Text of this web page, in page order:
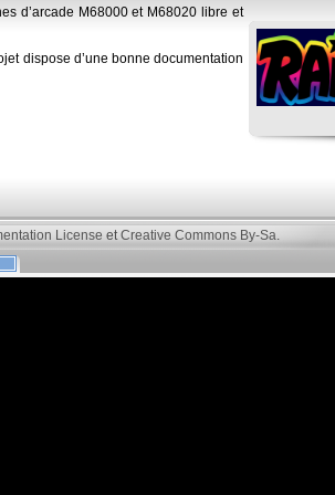
d’arcade M68000 et M68020 libre et
dispose d’une bonne documentation
License et Creative Commons By-Sa